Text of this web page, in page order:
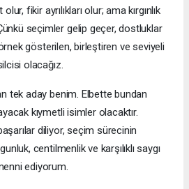
fikir ayrılıkları olur; ama kırgınlık
seçimler gelip geçer, dostluklar
gösterilen, birleştiren ve seviyeli
olacağız.
tek aday benim. Elbette bundan
kıymetli isimler olacaktır.
diliyor, seçim sürecinin
centilmenlik ve karşılıklı saygı
ediyorum.